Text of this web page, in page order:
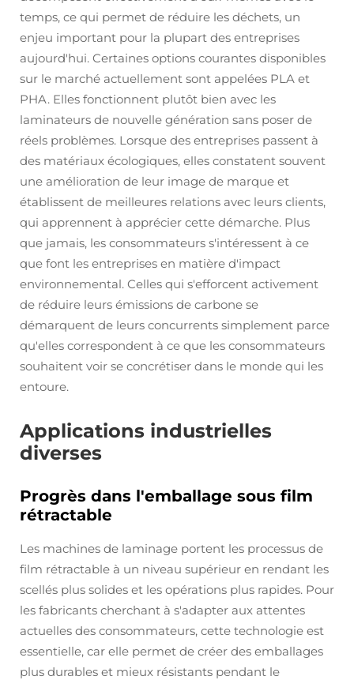
temps, ce qui permet de réduire les déchets, un
enjeu important pour la plupart des entreprises
aujourd'hui. Certaines options courantes disponibles
sur le marché actuellement sont appelées PLA et
PHA. Elles fonctionnent plutôt bien avec les
laminateurs de nouvelle génération sans poser de
réels problèmes. Lorsque des entreprises passent à
des matériaux écologiques, elles constatent souvent
une amélioration de leur image de marque et
établissent de meilleures relations avec leurs clients,
qui apprennent à apprécier cette démarche. Plus
que jamais, les consommateurs s'intéressent à ce
que font les entreprises en matière d'impact
environnemental. Celles qui s'efforcent activement
de réduire leurs émissions de carbone se
démarquent de leurs concurrents simplement parce
qu'elles correspondent à ce que les consommateurs
souhaitent voir se concrétiser dans le monde qui les
entoure.
Applications industrielles
diverses
Progrès dans l'emballage sous film
rétractable
Les machines de laminage portent les processus de
film rétractable à un niveau supérieur en rendant les
scellés plus solides et les opérations plus rapides. Pour
les fabricants cherchant à s'adapter aux attentes
actuelles des consommateurs, cette technologie est
essentielle, car elle permet de créer des emballages
plus durables et mieux résistants pendant le